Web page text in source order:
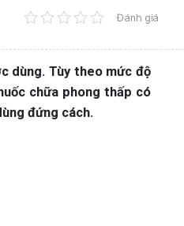
Đánh giá
dùng. Tùy theo mức độ
chữa phong thấp có
đứng cách.